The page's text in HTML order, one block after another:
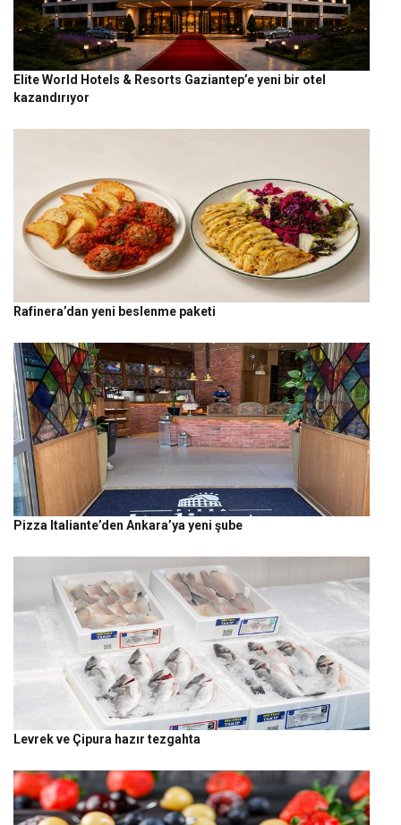
Elite World Hotels & Resorts Gaziantep’e yeni bir otel
kazandırıyor
Rafinera’dan yeni beslenme paketi
Pizza Italiante’den Ankara’ya yeni şube
Levrek ve Çipura hazır tezgahta